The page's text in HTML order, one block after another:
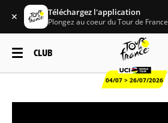
✕ Téléchargez l'application
Plongez au coeur du Tour de France
CLUB
04/07 > 26/07/2026